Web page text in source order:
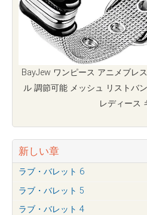
BayJew ワンピース アニメブレ
ル 調節可能 メッシュ リストバ
レディース
新しい章
ラブ・バレット 6
ラブ・バレット 5
ラブ・バレット 4